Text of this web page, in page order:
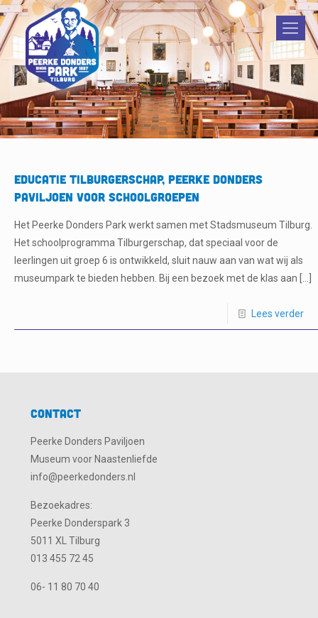
Educatie TILburgerschap, Peerke Donders
Paviljoen voor schoolgroepen
Het Peerke Donders Park werkt samen met Stadsmuseum Tilburg.
Het schoolprogramma Tilburgerschap, dat speciaal voor de
leerlingen uit groep 6 is ontwikkeld, sluit nauw aan van wat wij als
museumpark te bieden hebben. Bij een bezoek met de klas aan
Lees verder
Contact
Peerke Donders Paviljoen
Museum voor Naastenliefde
info@peerkedonders.nl
Bezoekadres:
Peerke Donderspark 3
5011 XL Tilburg
013 455 72 45
06- 11 80 70 40